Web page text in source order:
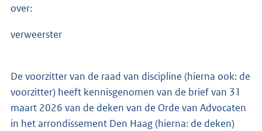
over:
verweerster
De voorzitter van de raad van discipline (hierna ook: de
voorzitter) heeft kennisgenomen van de brief van 31
maart 2026 van de deken van de Orde van Advocaten
in het arrondissement Den Haag (hierna: de deken)